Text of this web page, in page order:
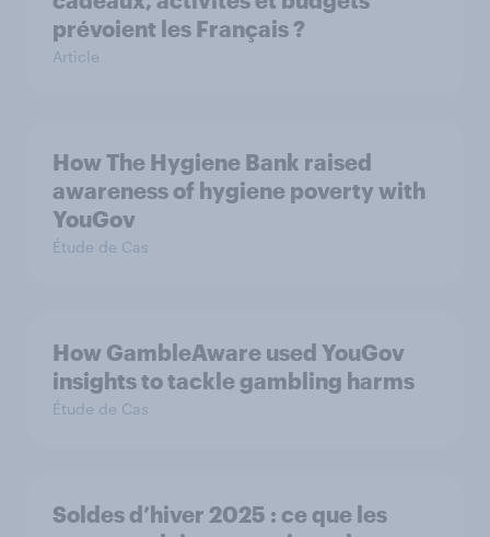
prévoient les Français ?
Article
How The Hygiene Bank raised
awareness of hygiene poverty with
YouGov
Étude de Cas
How GambleAware used YouGov
insights to tackle gambling harms
Étude de Cas
Soldes d’hiver 2025 : ce que les